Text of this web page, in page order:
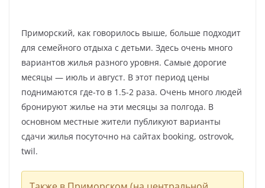
Приморский, как говорилось выше, больше подходит
для семейного отдыха с детьми. Здесь очень много
вариантов жилья разного уровня. Самые дорогие
месяцы — июль и август. В этот период цены
поднимаются где-то в 1.5-2 раза. Очень много людей
бронируют жилье на эти месяцы за полгода. В
основном местные жители публикуют варианты
сдачи жилья посуточно на сайтах booking, ostrovok,
twil.